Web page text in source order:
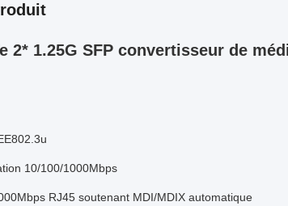
2* 1.25G SFP convertisseur de
10/100/1000Mbps
RJ45 soutenant MDI/MDIX automatique